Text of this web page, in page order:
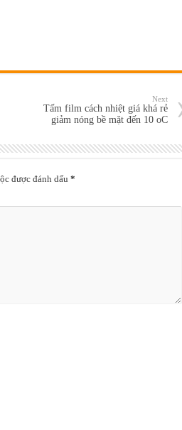
Next
Tấm film cách nhiệt giá khá rẻ
giảm nóng bề mặt đến 10 oC
được đánh dấu *